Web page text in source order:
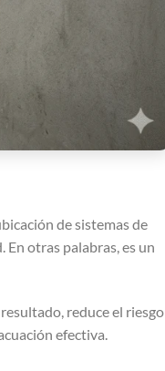
de sistemas de
En otras palabras, es un
reduce el riesgo
efectiva.